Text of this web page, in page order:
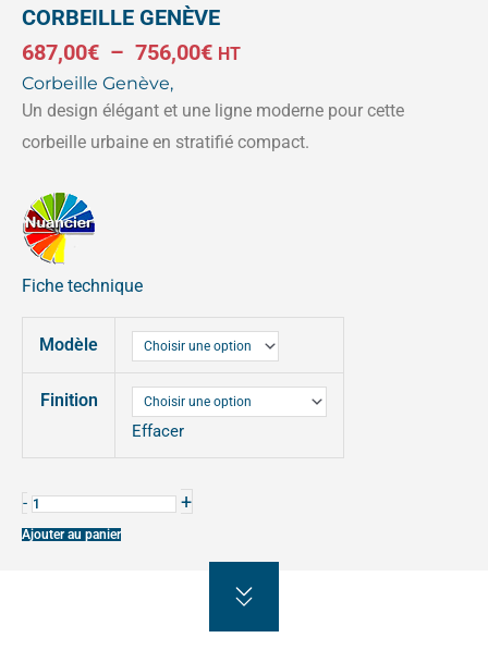
CORBEILLE GENÈVE
687,00€ – 756,00€Plage
prix :
HT
Corbeille Genève,
Un design élégant et une ligne moderne pour cette
corbeille urbaine en stratifié compact.
Fiche technique
Modèle
Finition
Effacer
-
de
GENÈVE
+
Ajouter au panier